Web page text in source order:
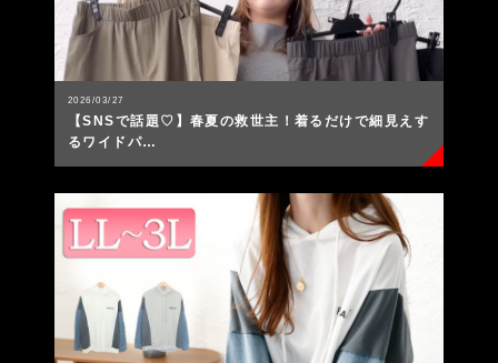
2026/03/27
【SNSで話題♡】春夏の救世主！着るだけで細見えす
るワイドパ…